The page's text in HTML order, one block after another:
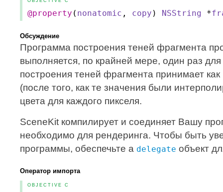
@property ( nonatomic , copy ) NSString *
Обсуждение
Программа построения теней фрагмента
выполняется, по крайней мере, один раз
построения теней фрагмента принимает
(после того, как те значения были
цвета для каждого пикселя.
SceneKit компилирует и соединяет Вашу
необходимо для рендеринга. Чтобы быть
программы, обеспечьте a delegate объект
Оператор импорта
OBJECTIVE C